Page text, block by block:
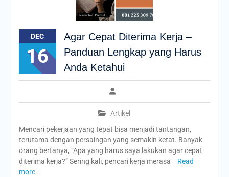
DEC
16
Agar Cepat Diterima Kerja –
Panduan Lengkap yang Harus
Anda Ketahui
Artikel
Mencari pekerjaan yang tepat bisa menjadi tantangan,
terutama dengan persaingan yang semakin ketat. Banyak
orang bertanya, “Apa yang harus saya lakukan agar cepat
diterima kerja?” Sering kali, pencari kerja merasa
Read
more